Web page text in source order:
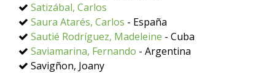
Satizábal, Carlos
Saura Atarés, Carlos - España
Sautié Rodríguez, Madeleine - Cuba
Saviamarina, Fernando - Argentina
Savigñon, Joany